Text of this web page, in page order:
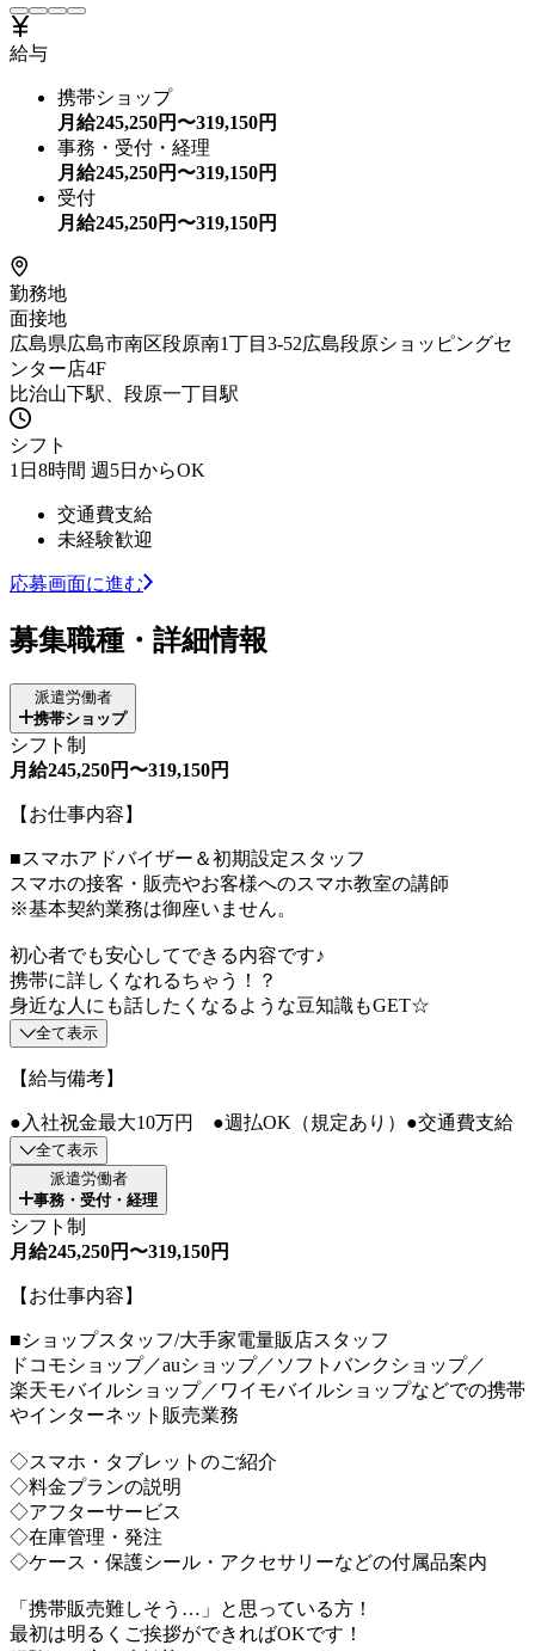
給与
携帯ショップ
月給245,250円〜319,150円
事務・受付・経理
月給245,250円〜319,150円
受付
月給245,250円〜319,150円
勤務地
面接地
広島県広島市南区段原南1丁目3-52広島段原ショッピングセ
ンター店4F
比治山下駅、段原一丁目駅
シフト
1日8時間 週5日からOK
交通費支給
未経験歓迎
応募画面に進む
募集職種・詳細情報
派遣労働者
携帯ショップ
シフト制
月給245,250円〜319,150円
【お仕事内容】
■スマホアドバイザー＆初期設定スタッフ
スマホの接客・販売やお客様へのスマホ教室の講師
※基本契約業務は御座いません。
初心者でも安心してできる内容です♪
携帯に詳しくなれるちゃう！？
身近な人にも話したくなるような豆知識もGET☆
全て表示
【給与備考】
●入社祝金最大10万円 ●週払OK（規定あり）●交通費支給
全て表示
派遣労働者
事務・受付・経理
シフト制
月給245,250円〜319,150円
【お仕事内容】
■ショップスタッフ/大手家電量販店スタッフ
ドコモショップ／auショップ／ソフトバンクショップ／
楽天モバイルショップ／ワイモバイルショップなどでの携帯
やインターネット販売業務
◇スマホ・タブレットのご紹介
◇料金プランの説明
◇アフターサービス
◇在庫管理・発注
◇ケース・保護シール・アクセサリーなどの付属品案内
「携帯販売難しそう…」と思っている方！
最初は明るくご挨拶ができればOKです！